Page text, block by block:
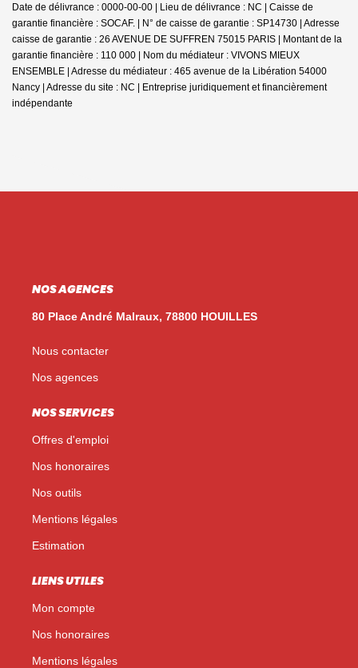
Date de délivrance : 0000-00-00 | Lieu de délivrance : NC | Caisse de
garantie financière : SOCAF. | N° de caisse de garantie : SP14730 | Adresse
caisse de garantie : 26 AVENUE DE SUFFREN 75015 PARIS | Montant de la
garantie financière : 110 000 | Nom du médiateur : VIVONS MIEUX
ENSEMBLE | Adresse du médiateur : 465 avenue de la Libération 54000
Nancy | Adresse du site : NC | Entreprise juridiquement et financièrement
indépendante
NOS AGENCES
80 Place André Malraux, 78800 HOUILLES
Nous contacter
Nos agences
NOS SERVICES
Offres d'emploi
Nos honoraires
Nos outils
Mentions légales
Estimation
LIENS UTILES
Mon compte
Nos honoraires
Mentions légales